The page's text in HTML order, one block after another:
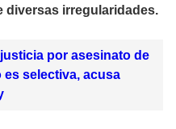
diversas irregularidades.
por asesinato de
es selectiva, acusa